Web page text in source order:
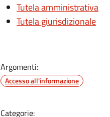
Tutela amministrativa
Tutela giurisdizionale
Argomenti:
Accesso all'informazione
Categorie: